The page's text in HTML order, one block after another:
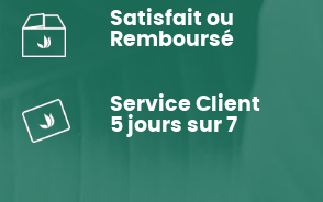
Satisfait ou
Remboursé
Service Client
5 jours sur 7